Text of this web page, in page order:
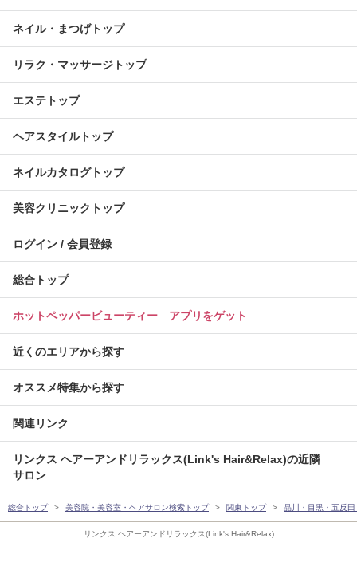
リンクス ヘアーアンドリラックス(Link's Hair&Relax)
ネイル・まつげトップ
リラク・マッサージトップ
エステトップ
ヘアスタイルトップ
ネイルカタログトップ
美容クリニックトップ
ログイン / 会員登録
総合トップ
ホットペッパービューティー アプリをゲット
近くのエリアから探す
オススメ特集から探す
関連リンク
リンクス ヘアーアンドリラックス(Link's Hair&Relax)の近隣
サロン
総合トップ 美容院・美容室・ヘアサロン検索トップ 関東トップ 品川・目黒・五反